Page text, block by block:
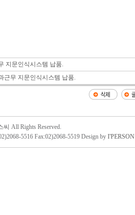
지문인식시스템 납품.
근무 지문인식시스템 납품.
All Rights Reserved.
5516 Fax:02)2068-5519 Design by I'PERSON